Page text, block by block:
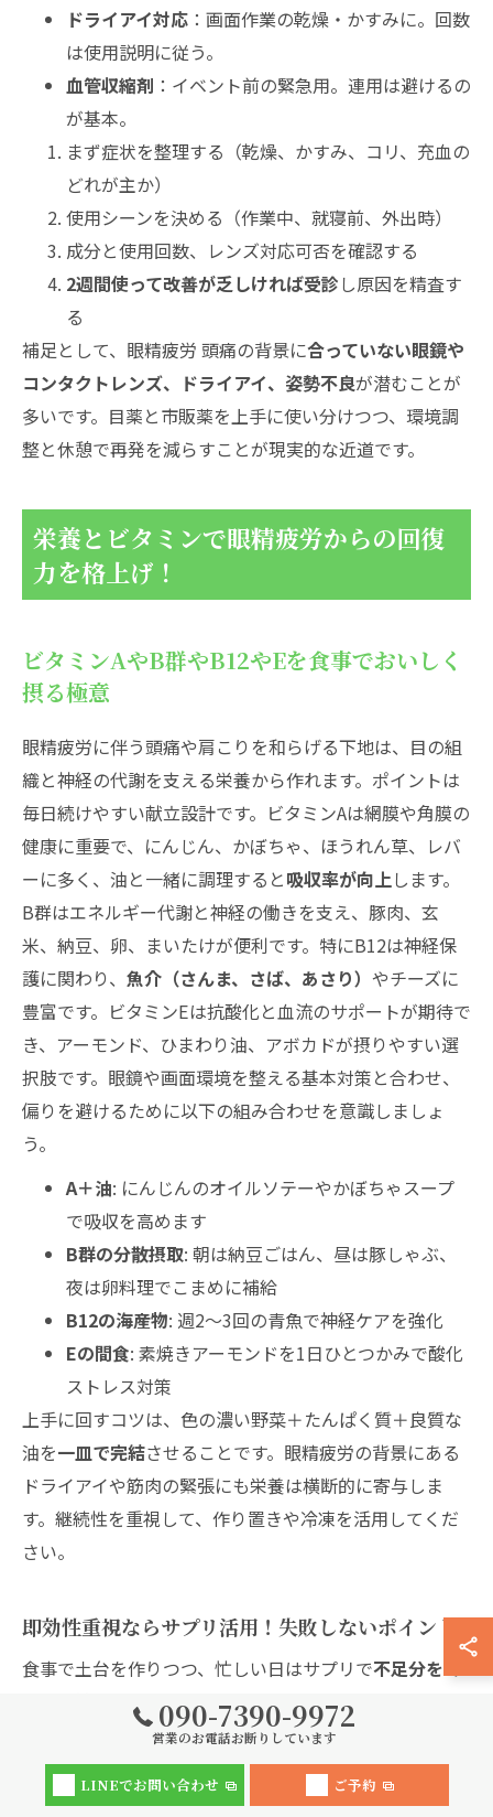
ドライアイ対応 ：画面作業の乾燥・かすみに。回数
は使用説明に従う。
血管収縮剤 ：イベント前の緊急用。連用は避けるの
が基本。
まず症状を整理する（乾燥、かすみ、コリ、充血の
どれが主か）
使用シーンを決める（作業中、就寝前、外出時）
成分と使用回数、レンズ対応可否を確認する
2週間使って改善が乏しければ受診し原因を精査す
る
補足として、眼精疲労 頭痛の背景に合っていない眼鏡や
コンタクトレンズ、ドライアイ、姿勢不良が潜むことが
多いです。目薬と市販薬を上手に使い分けつつ、環境調
整と休憩で再発を減らすことが現実的な近道です。
栄養とビタミンで眼精疲労からの回復
力を格上げ！
ビタミンAやB群やB12やEを食事でおいしく
摂る極意
眼精疲労に伴う頭痛や肩こりを和らげる下地は、目の組
織と神経の代謝を支える栄養から作れます。ポイントは
毎日続けやすい献立設計です。ビタミンAは網膜や角膜の
健康に重要で、にんじん、かぼちゃ、ほうれん草、レバ
ーに多く、油と一緒に調理すると吸収率が向上します。
B群はエネルギー代謝と神経の働きを支え、豚肉、玄
米、納豆、卵、まいたけが便利です。特にB12は神経保
護に関わり、 魚介（さんま、さば、あさり） やチーズに
豊富です。ビタミンEは抗酸化と血流のサポートが期待で
き、アーモンド、ひまわり油、アボカドが摂りやすい選
択肢です。眼鏡や画面環境を整える基本対策と合わせ、
偏りを避けるために以下の組み合わせを意識しましょ
う。
A＋油: にんじんのオイルソテーやかぼちゃスープ
で吸収を高めます
B群の分散摂取: 朝は納豆ごはん、昼は豚しゃぶ、
夜は卵料理でこまめに補給
B12の海産物: 週2～3回の青魚で神経ケアを強化
Eの間食: 素焼きアーモンドを1日ひとつかみで酸化
ストレス対策
上手に回すコツは、色の濃い野菜＋たんぱく質＋良質な
油を一皿で完結させることです。眼精疲労の背景にある
ドライアイや筋肉の緊張にも栄養は横断的に寄与しま
す。継続性を重視して、作り置きや冷凍を活用してくだ
さい。
即効性重視ならサプリ活用！失敗しないポイント
食事で土台を作りつつ、忙しい日はサプリで不足分をミ
すると続けやすいです。選ぶ目安は、ビタミ
ンB群がバランス良く配合され、B12がしっかり含まれた
もの、さらにビタミンEやルテイン・アスタキサンチン
などの抗酸化成分が明記されている製品です。服用は代
090-7390-9972
営業のお電話お断りしています
LINEでお問い合わせ ご予約